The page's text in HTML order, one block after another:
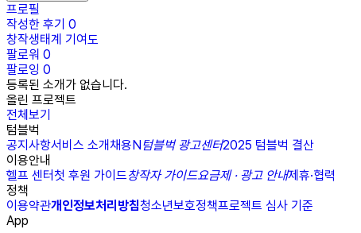
프로필
작성한 후기 0
창작생태계 기여도
팔로워 0
팔로잉 0
등록된 소개가 없습니다.
올린 프로젝트
전체보기
텀블벅
공지사항서비스 소개채용N텀블벅 광고센터2025 텀블벅 결산
이용안내
헬프 센터첫 후원 가이드창작자 가이드요금제 · 광고 안내제휴·협력
정책
이용약관개인정보처리방침청소년보호정책프로젝트 심사 기준
App